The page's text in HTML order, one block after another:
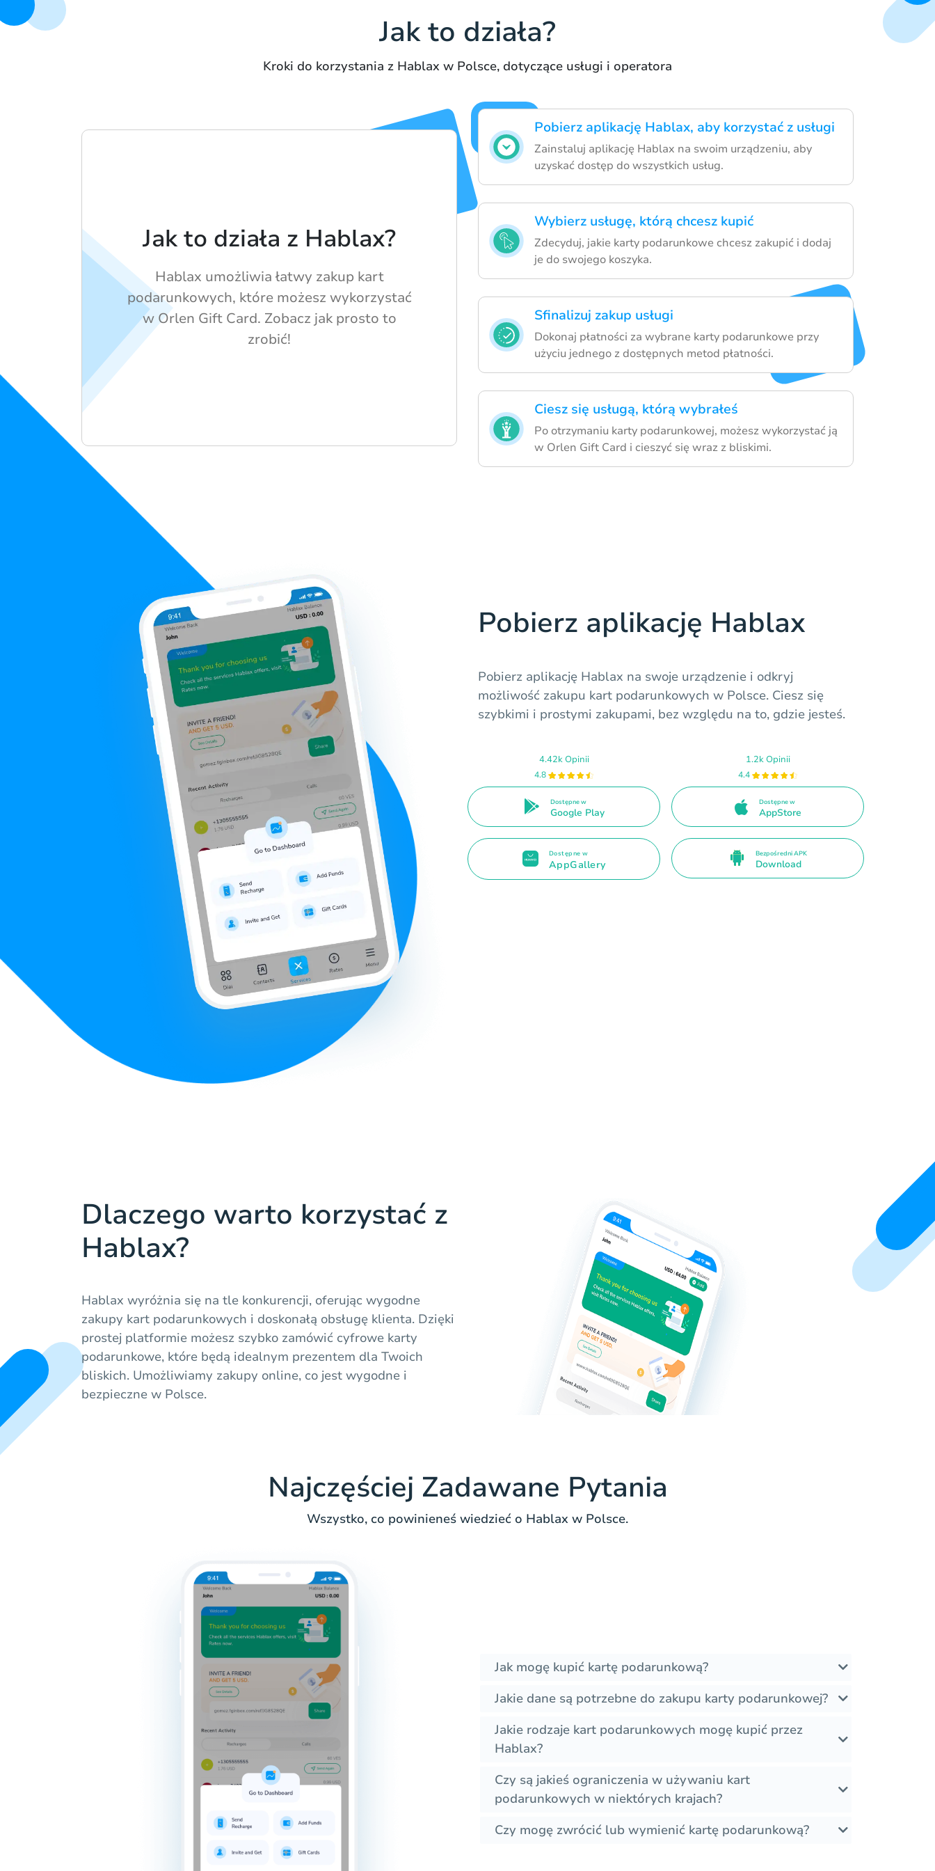
Jak to działa?
Kroki do korzystania z Hablax w Polsce, dotyczące usługi i operatora
Pobierz aplikację Hablax, aby korzystać z usługi
Zainstaluj aplikację Hablax na swoim urządzeniu, aby
uzyskać dostęp do wszystkich usług.
Wybierz usługę, którą chcesz kupić
Zdecyduj, jakie karty podarunkowe chcesz zakupić i dodaj
je do swojego koszyka.
Sfinalizuj zakup usługi
Dokonaj płatności za wybrane karty podarunkowe przy
użyciu jednego z dostępnych metod płatności.
Ciesz się usługą, którą wybrałeś
Po otrzymaniu karty podarunkowej, możesz wykorzystać ją
w Orlen Gift Card i cieszyć się wraz z bliskimi.
Jak to działa z Hablax?
Hablax umożliwia łatwy zakup kart
podarunkowych, które możesz wykorzystać
w Orlen Gift Card. Zobacz jak prosto to
zrobić!
Pobierz aplikację Hablax
Pobierz aplikację Hablax na swoje urządzenie i odkryj
możliwość zakupu kart podarunkowych w Polsce. Ciesz się
szybkimi i prostymi zakupami, bez względu na to, gdzie jesteś.
4.42k Opinii
4.8
Dostępne w
Google Play
1.2k Opinii
4.4
Dostępne w
AppStore
Dostępne w
AppGallery
Bezpośredni APK
Download
Dlaczego warto korzystać z
Hablax?
Hablax wyróżnia się na tle konkurencji, oferując wygodne
zakupy kart podarunkowych i doskonałą obsługę klienta. Dzięki
prostej platformie możesz szybko zamówić cyfrowe karty
podarunkowe, które będą idealnym prezentem dla Twoich
bliskich. Umożliwiamy zakupy online, co jest wygodne i
bezpieczne w Polsce.
Najczęściej Zadawane Pytania
Wszystko, co powinieneś wiedzieć o Hablax w Polsce.
Jak mogę kupić kartę podarunkową?
Jakie dane są potrzebne do zakupu karty podarunkowej?
Jakie rodzaje kart podarunkowych mogę kupić przez
Hablax?
Czy są jakieś ograniczenia w używaniu kart
podarunkowych w niektórych krajach?
Czy mogę zwrócić lub wymienić kartę podarunkową?